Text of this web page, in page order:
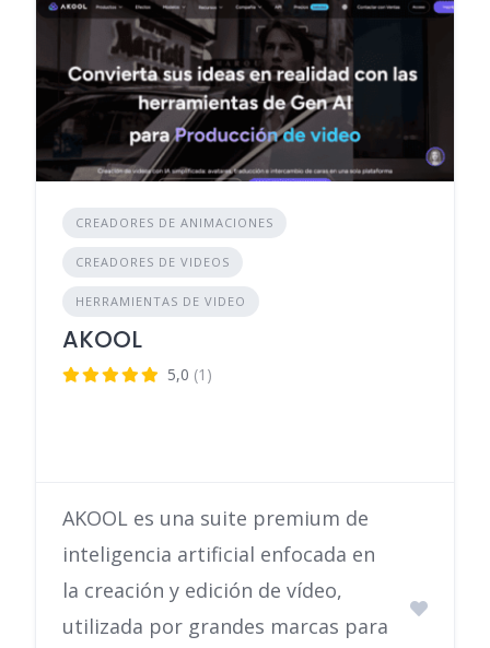
CREADORES DE ANIMACIONES
CREADORES DE VIDEOS
HERRAMIENTAS DE VIDEO
AKOOL
5,0 (1)
AKOOL es una suite premium de
inteligencia artificial enfocada en
la creación y edición de vídeo,
utilizada por grandes marcas para